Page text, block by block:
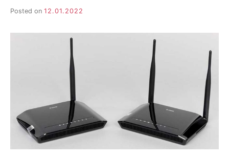
Posted on 12.01.2022